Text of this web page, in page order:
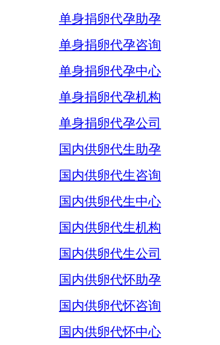
单身捐卵代孕助孕
单身捐卵代孕咨询
单身捐卵代孕中心
单身捐卵代孕机构
单身捐卵代孕公司
国内供卵代生助孕
国内供卵代生咨询
国内供卵代生中心
国内供卵代生机构
国内供卵代生公司
国内供卵代怀助孕
国内供卵代怀咨询
国内供卵代怀中心